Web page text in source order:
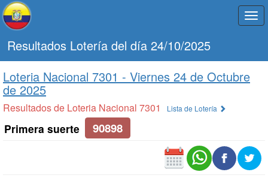
Resultados Lotería del día 24/10/2025
Loteria Nacional 7301 - Viernes 24 de Octubre
de 2025
Resultados de Loteria Nacional 7301 Lista de Lotería
Primera suerte 90898